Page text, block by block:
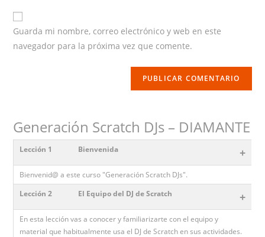
website
URL
Guarda mi nombre, correo electrónico y web en este
navegador para la próxima vez que comente.
Generación Scratch DJs – DIAMANTE
Lección 1 Bienvenida +
Bienvenid@ a este curso "Generación Scratch DJs".
Lección 2
El Equipo del DJ de Scratch +
En esta lección vas a conocer y familiarizarte con el equipo y
material que habitualmente usa el DJ de Scratch en sus actividades.